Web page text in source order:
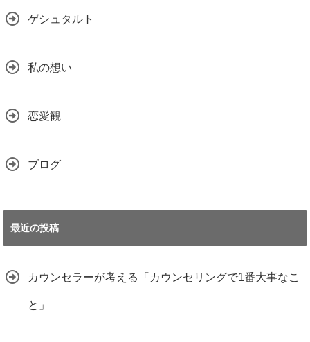
ゲシュタルト
私の想い
恋愛観
ブログ
最近の投稿
カウンセラーが考える「カウンセリングで1番大事なこ
と」